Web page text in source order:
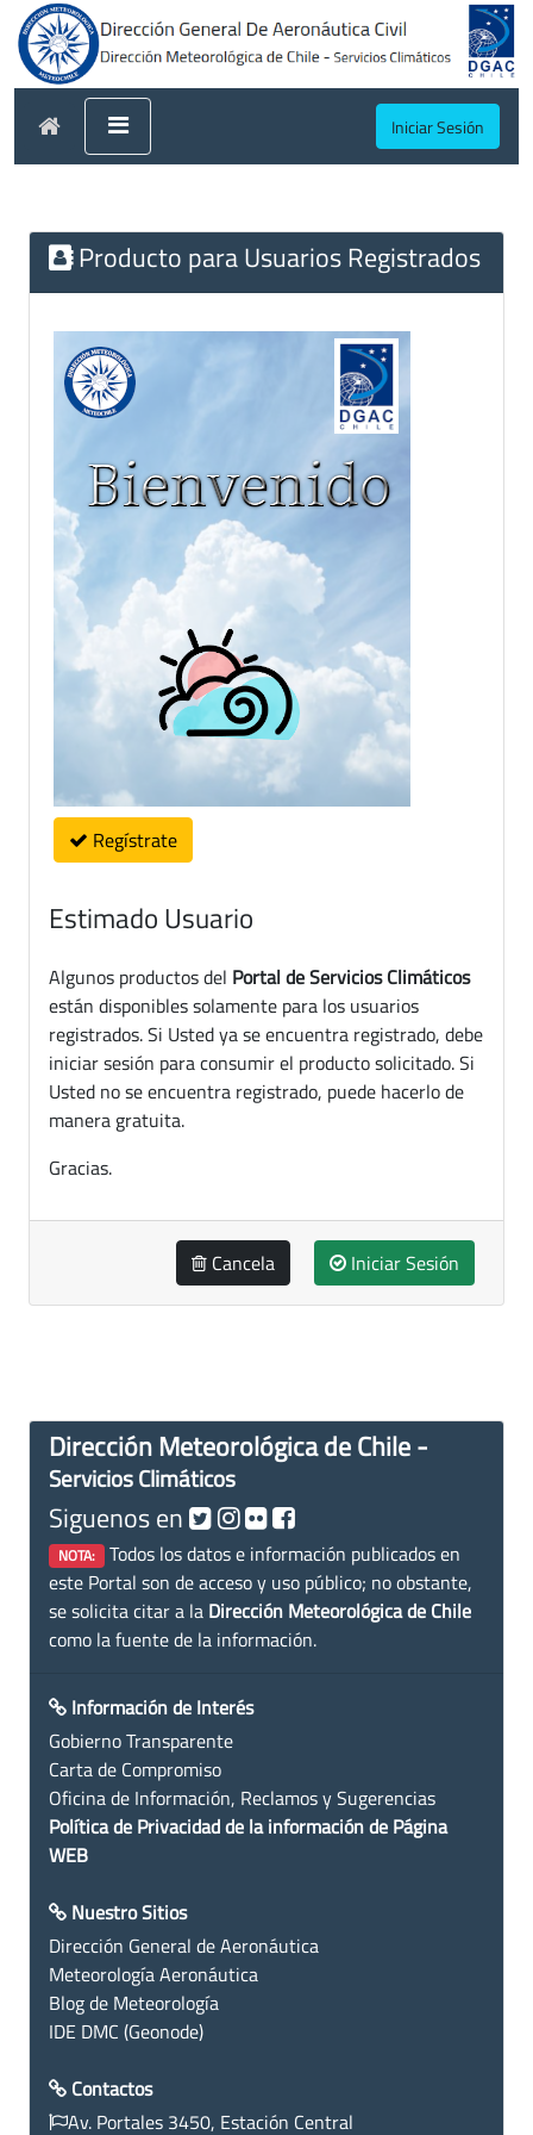
Iniciar Sesión
Producto para Usuarios Registrados
Regístrate
Estimado Usuario
Algunos productos del Portal de Servicios Climáticos
están disponibles solamente para los usuarios
registrados. Si Usted ya se encuentra registrado, debe
iniciar sesión para consumir el producto solicitado. Si
Usted no se encuentra registrado, puede hacerlo de
manera gratuita.
Gracias.
Cancela Iniciar Sesión
Dirección Meteorológica de Chile -
Servicios Climáticos
Siguenos en
NOTA: Todos los datos e información publicados en
este Portal son de acceso y uso público; no obstante,
se solicita citar a la Dirección Meteorológica de Chile
como la fuente de la información.
Información de Interés
Gobierno Transparente
Carta de Compromiso
Oficina de Información, Reclamos y Sugerencias
Política de Privacidad de la información de Página
WEB
Nuestro Sitios
Dirección General de Aeronáutica
Meteorología Aeronáutica
Blog de Meteorología
IDE DMC (Geonode)
Contactos
Av. Portales 3450, Estación Central